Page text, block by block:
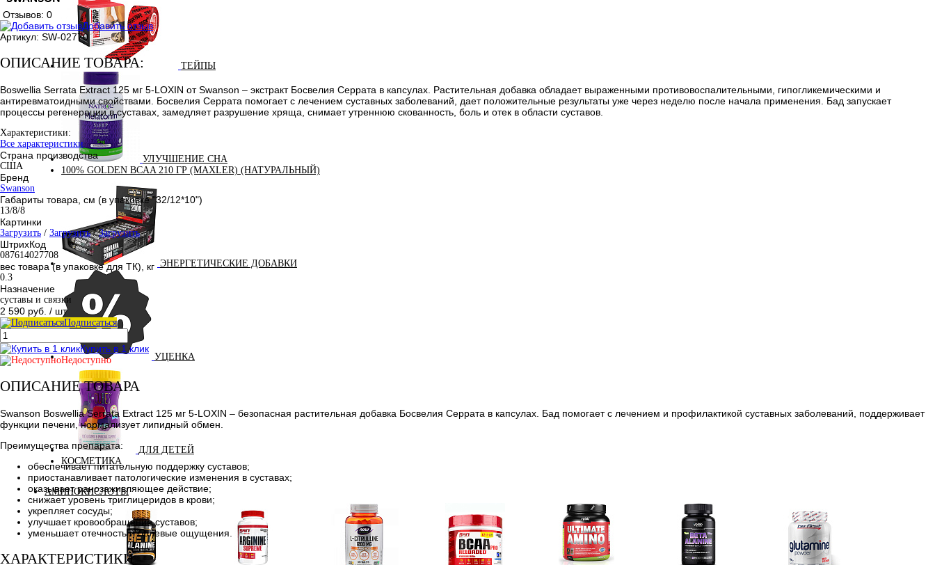
ТЕЙПЫ
УЛУЧШЕНИЕ СНА
100% GOLDEN BCAA 210 ГР (MAXLER) (НАТУРАЛЬНЫЙ)
ЭНЕРГЕТИЧЕСКИЕ ДОБАВКИ
УЦЕНКА
ДЛЯ ДЕТЕЙ
КОСМЕТИКА
АМИНОКИСЛОТЫ
Отзывов: 0
Добавить отзыв
Артикул: SW-02770
ОПИСАНИЕ ТОВАРА:
Boswellia Serrata Extract 125 мг 5-LOXIN от Swanson – экстракт Босвелия Серрата в капсулах. Растительная добавка обладает выраженными противовоспалительными, гипогликемическими и
антиревматоидными свойствами. Босвелия Серрата помогает с лечением суставных заболеваний, дает положительные результаты уже через неделю после начала применения. Бад запускает
процессы регенерации в суставах, замедляет разрушение хряща, снимает утреннюю скованность, боль и отек в области суставов.
Характеристики:
Все характеристики
Страна производства
США
Бренд
Swanson
Габариты товара, см (в упаковке "32/12*10")
13/8/8
Картинки
Загрузить / Загрузить/Загрузить
ШтрихКод
087614027708
вес товара (в упаковке для ТК), кг
0.3
Назначение
суставы и связки
2 590 руб. / шт
Подписаться
Купить в 1 клик
Недоступно
ОПИСАНИЕ ТОВАРА
Swanson Boswellia Serrata Extract 125 мг 5-LOXIN – безопасная растительная добавка Босвелия Серрата в капсулах. Бад помогает с лечением и профилактикой суставных заболеваний, поддерживает
функции печени, нормализует липидный обмен.
Преимущества препарата:
обеспечивает питательную поддержку суставов;
приостанавливает патологические изменения в суставах;
оказывает ранозаживляющее действие;
снижает уровень триглицеридов в крови;
укрепляет сосуды;
улучшает кровообращение суставов;
уменьшает отечность и болевые ощущения.
ХАРАКТЕРИСТИКИ